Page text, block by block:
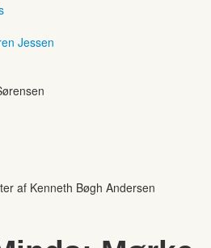
Jessen
af Kenneth Bøgh Andersen